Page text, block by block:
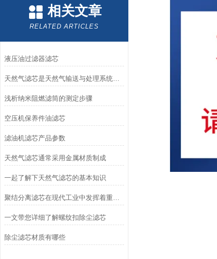
相关文章
RELATED ARTICLES
液压油过滤器滤芯
天然气滤芯是天然气输送与处理系统中的关键组件
浅析纳米阻燃滤筒的测定步骤
空压机保养件油滤芯
滤油机滤芯产品参数
天然气滤芯通常采用金属材质制成
一起了解下天然气滤芯的基本知识
聚结分离滤芯在现代工业中发挥着重要作用
一文带您详细了解螺纹扣除尘滤芯
除尘滤芯材质有哪些